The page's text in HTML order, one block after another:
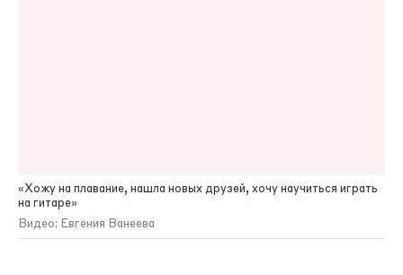
«Хожу на плавание, нашла новых друзей, хочу научиться играть
на гитаре»
Видео: Евгения Ванеева